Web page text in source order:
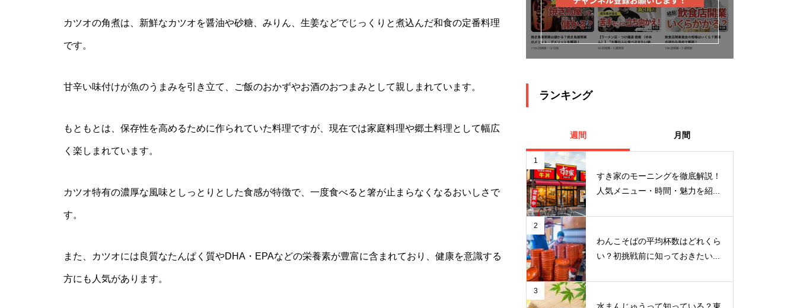
カツオの角煮は、新鮮なカツオを醤油や砂糖、みりん、生姜などでじっくりと煮込んだ和食の定番料理
です。
甘辛い味付けが魚のうまみを引き立て、ご飯のおかずやお酒のおつまみとして親しまれています。
もともとは、保存性を高めるために作られていた料理ですが、現在では家庭料理や郷土料理として幅広
く楽しまれています。
カツオ特有の濃厚な風味としっとりとした食感が特徴で、一度食べると箸が止まらなくなるおいしさで
す。
また、カツオには良質なたんぱく質やDHA・EPAなどの栄養素が豊富に含まれており、健康を意識する
方にも人気があります。
ランキング
週間 月間
1
すき家のモーニングを徹底解説！
人気メニュー・時間・魅力を紹...
2
わんこそばの平均杯数はどれくら
い？初挑戦前に知っておきたい...
3